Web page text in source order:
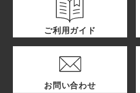
ご利用ガイド
お問い合わせ